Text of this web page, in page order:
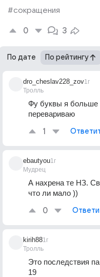
#сокращения
0 3
По дате По рейтингу
dro_cheslav228_zov
Тролль
1г
Фу буквы я больше
перевариваю
1
ebautyou
Мудрец
1г
А нахрена те НЗ.
что ли мало ))
0
kirih88
Тролль
1г
Это последствия
19